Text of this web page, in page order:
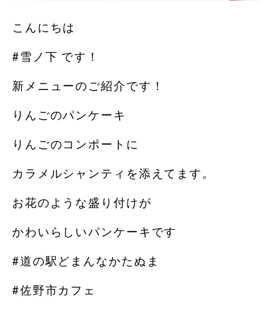
こんにちは
#雪ノ下 です！
新メニューのご紹介です！
りんごのパンケーキ
りんごのコンポートに
カラメルシャンティを添えてます。
お花のような盛り付けが
かわいらしいパンケーキです️
#道の駅どまんなかたぬま
#佐野市カフェ